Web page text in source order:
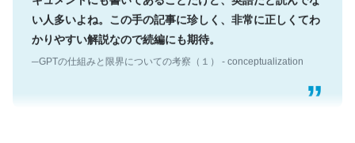
い人多いよね。この手の記事に珍しく、非常に正しくてわ
かりやすい解説なので続編にも期待。
─GPTの仕組みと限界についての考察（１） - conceptualization